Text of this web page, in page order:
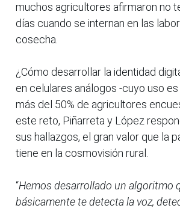
muchos agricultores afirmaron no
días cuando se internan en las
cosecha.
¿Cómo desarrollar la identidad
en celulares análogos -cuyo uso
más del 50% de agricultores
este reto, Piñarreta y López
sus hallazgos, el gran valor que la
tiene en la cosmovisión rural.
“Hemos desarrollado un algoritmo
básicamente te detecta la voz,